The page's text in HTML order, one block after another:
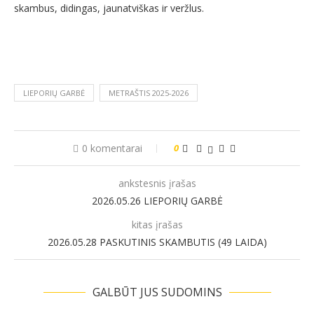
skambus, didingas, jaunatviškas ir veržlus.
LIEPORIŲ GARBĖ METRAŠTIS 2025-2026
0 komentarai 0
ankstesnis įrašas
2026.05.26 LIEPORIŲ GARBĖ
kitas įrašas
2026.05.28 PASKUTINIS SKAMBUTIS (49 LAIDA)
GALBŪT JUS SUDOMINS